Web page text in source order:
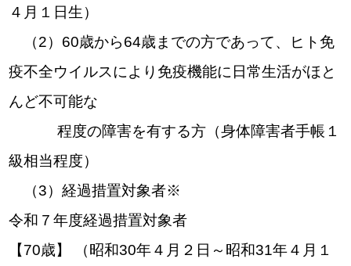
４月１日生）
（2）60歳から64歳までの方であって、ヒト免
疫不全ウイルスにより免疫機能に日常生活がほと
んど不可能な
程度の障害を有する方（身体障害者手帳１
級相当程度）
（3）経過措置対象者※
令和７年度経過措置対象者
【70歳】 （昭和30年４月２日～昭和31年４月１